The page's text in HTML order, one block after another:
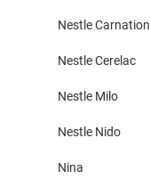
Nestle Carnation
Nestle Cerelac
Nestle Milo
Nestle Nido
Nina